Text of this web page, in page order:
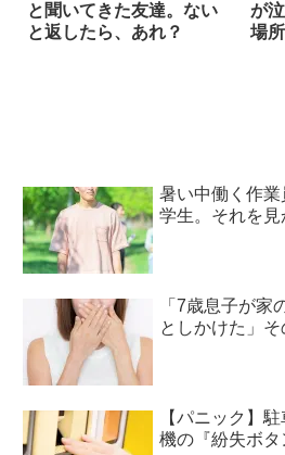
と聞いてきた友達。ない
と返したら、あれ？
が
場
暑い中働く作
学生。それを
「7歳息子が家
としかけた」
【パニック】
機の『紛失ボタ